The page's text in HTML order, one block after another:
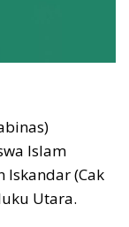
Islam
Iskandar (Cak
Utara.